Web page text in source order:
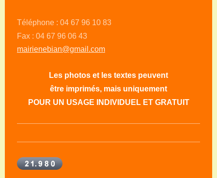
Téléphone : 04 67 96 10 83
Fax : 04 67 96 06 43
mairienebian@gmail.com
Les photos et les textes peuvent
être imprimés, mais uniquement
POUR UN USAGE INDIVIDUEL ET GRATUIT